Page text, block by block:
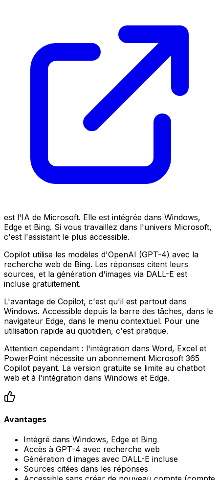
est l'IA de Microsoft. Elle est intégrée dans Windows,
Edge et Bing. Si vous travaillez dans l'univers Microsoft,
c'est l'assistant le plus accessible.
Copilot utilise les modèles d'OpenAI (GPT-4) avec la
recherche web de Bing. Les réponses citent leurs
sources, et la génération d'images via DALL-E est
incluse gratuitement.
L'avantage de Copilot, c'est qu'il est partout dans
Windows. Accessible depuis la barre des tâches, dans le
navigateur Edge, dans le menu contextuel. Pour une
utilisation rapide au quotidien, c'est pratique.
Attention cependant : l'intégration dans Word, Excel et
PowerPoint nécessite un abonnement Microsoft 365
Copilot payant. La version gratuite se limite au chatbot
web et à l'intégration dans Windows et Edge.
Avantages
Intégré dans Windows, Edge et Bing
Accès à GPT-4 avec recherche web
Génération d images avec DALL-E incluse
Sources citées dans les réponses